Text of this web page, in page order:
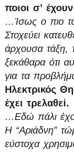
ποιοι σ’
…Ίσως ο πιο
Στοχεύει
άρχουσα τάξη,
ξεκάθαρα ότι
για τα
Ηλεκτρικός
έχει τρελαθεί.
…Εδώ πάλι
Η “Αριάδνη”
εύστοχα